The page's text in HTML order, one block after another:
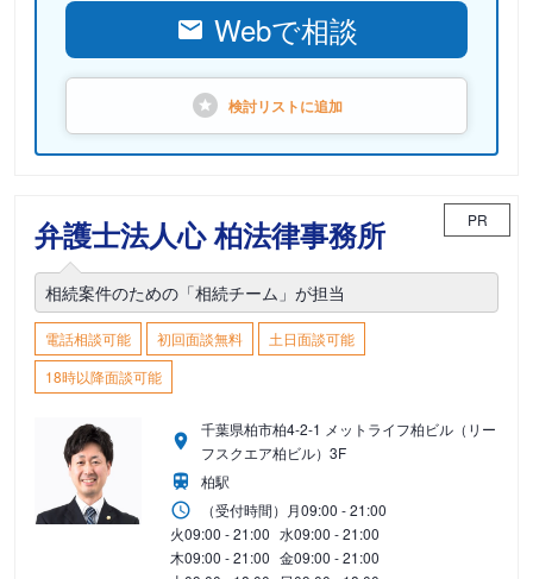
Webで相談
検討リストに追加
弁護士法人心 柏法律事務所 PR
相続案件のための「相続チーム」が担当
電話相談可能 初回面談無料
土日面談可能
18時以降面談可能
千葉県柏市柏4-2-1 メットライフ柏ビル（リー
フスクエア柏ビル）3F
柏駅
（受付時間） 月09:00 - 21:00
火09:00 - 21:00 水09:00 - 21:00
木09:00 - 21:00 金09:00 - 21:00